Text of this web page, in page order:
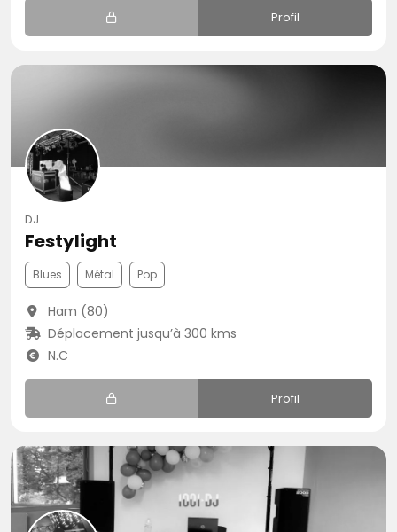
Profil
DJ
Festylight
Blues Métal Pop
Ham (80)
Déplacement jusqu’à 300 kms
N.C
Profil